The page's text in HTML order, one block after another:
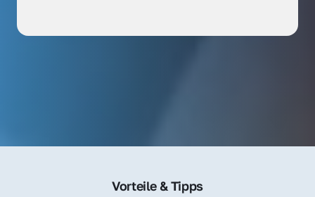
Vorteile & Tipps